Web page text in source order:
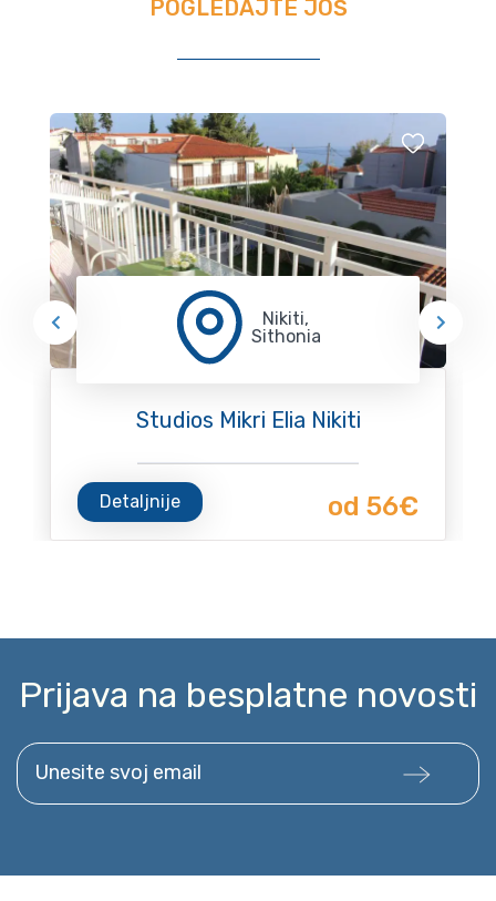
POGLEDAJTE JOŠ
Nikiti,
Sithonia
Studios Mikri Elia Nikiti
Detaljnije od 56€
Prijava na besplatne novosti
Unesite svoj email